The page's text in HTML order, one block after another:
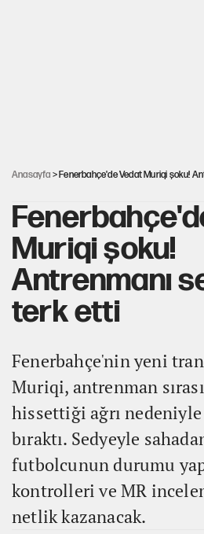
Anasayfa > Fenerbahçe'de Vedat Muriqi şoku!
Muriqi şoku!
Antrenmanı
terk etti
Fenerbahçe'nin yeni
Muriqi, antrenman
hissettiği ağrı nedeniyle
bıraktı. Sedyeyle
futbolcunun durumu
kontrolleri ve MR
netlik kazanacak.